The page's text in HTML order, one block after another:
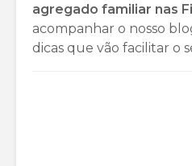
agregado familiar nas
acompanhar o nosso
dicas que vão facilitar o